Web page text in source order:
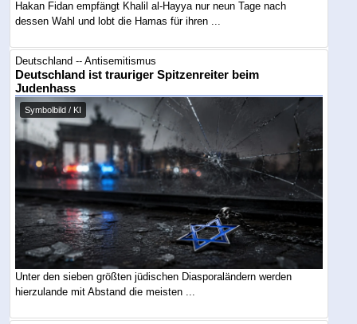
Hakan Fidan empfängt Khalil al-Hayya nur neun Tage nach
dessen Wahl und lobt die Hamas für ihren ...
Deutschland -- Antisemitismus
Deutschland ist trauriger Spitzenreiter beim
Judenhass
Symbolbild / KI
Unter den sieben größten jüdischen Diasporaländern werden
hierzulande mit Abstand die meisten ...